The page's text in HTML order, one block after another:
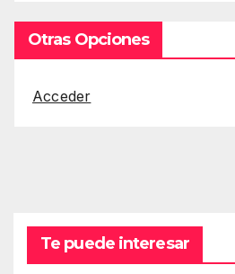
Otras Opciones
Acceder
Te puede interesar